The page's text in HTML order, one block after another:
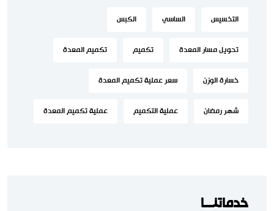
التخسيس الساسي الكبس
تحويل مسار المعدة تكميم تكميم المعدة
خسارة الوزن سعر عملية تكميم المعدة
شهر رمضان عملية التكميم عملية تكميم المعدة
خدماتنـــا